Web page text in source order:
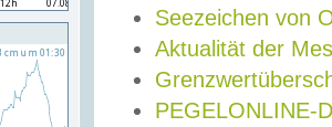
Seezeichen von
Aktualität der
PEGELONLINE-